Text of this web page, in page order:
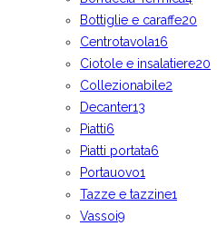
Bottiglie e caraffe20
Centrotavola16
Ciotole e insalatiere20
Collezionabile2
Decanter13
Piatti6
Piatti portata6
Portauovo1
Tazze e tazzine1
Vassoi9